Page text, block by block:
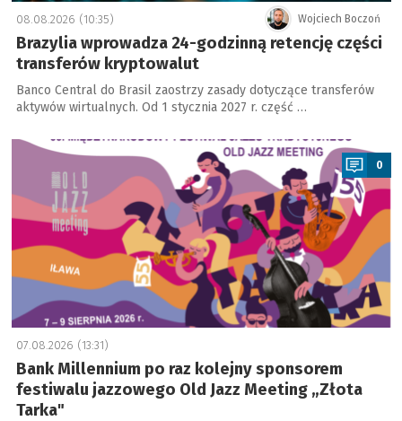
Wojciech Boczoń
08.08.2026 (10:35)
Brazylia wprowadza 24-godzinną retencję części
transferów kryptowalut
Banco Central do Brasil zaostrzy zasady dotyczące transferów
aktywów wirtualnych. Od 1 stycznia 2027 r. część …
a
0
07.08.2026 (13:31)
Bank Millennium po raz kolejny sponsorem
festiwalu jazzowego Old Jazz Meeting „Złota
Tarka"